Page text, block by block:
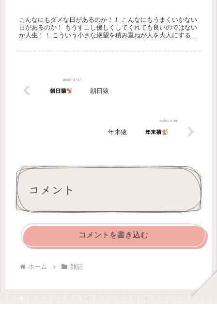
こんなにもダメな日があるのか！！ こんなにもうまくいかない
日があるのか！ もうすこし優しくしてくれても良いのではない
か人生！！ こういう小さな絶望を積み重ねが人を大人にするん
朝日猿
年末猿
コメント
コメントを書き込む
ホーム 雑記